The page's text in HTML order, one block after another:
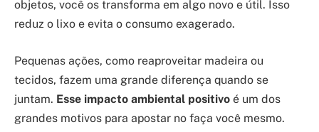
objetos, você os transforma em algo novo e útil. Isso
reduz o lixo e evita o consumo exagerado.
Pequenas ações, como reaproveitar madeira ou
tecidos, fazem uma grande diferença quando se
juntam. Esse impacto ambiental positivo é um dos
grandes motivos para apostar no faça você mesmo.